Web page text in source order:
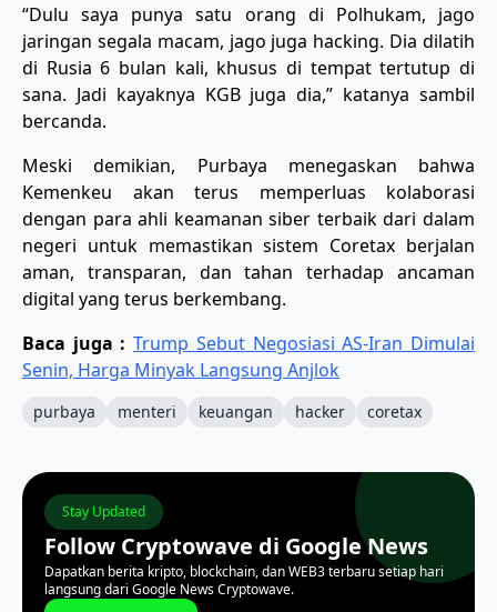
“Dulu saya punya satu orang di Polhukam, jago
jaringan segala macam, jago juga hacking. Dia dilatih
di Rusia 6 bulan kali, khusus di tempat tertutup di
sana. Jadi kayaknya KGB juga dia,” katanya sambil
bercanda.
Meski demikian, Purbaya menegaskan bahwa
Kemenkeu akan terus memperluas kolaborasi
dengan para ahli keamanan siber terbaik dari dalam
negeri untuk memastikan sistem Coretax berjalan
aman, transparan, dan tahan terhadap ancaman
digital yang terus berkembang.
Baca juga :Trump Sebut Negosiasi AS-Iran Dimulai
Senin, Harga Minyak Langsung Anjlok
purbaya menteri keuangan hacker coretax
Stay Updated
Follow Cryptowave di Google News
Dapatkan berita kripto, blockchain, dan WEB3 terbaru setiap hari
langsung dari Google News Cryptowave.